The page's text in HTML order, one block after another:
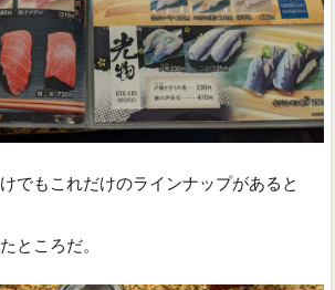
でもこれだけのラインナップがあると
ところだ。